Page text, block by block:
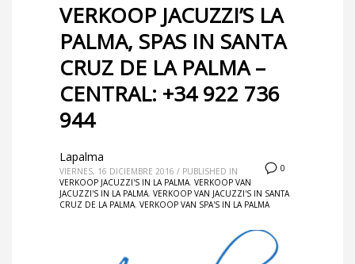
VERKOOP JACUZZI’S LA
PALMA, SPAS IN SANTA
CRUZ DE LA PALMA –
CENTRAL: +34 922 736
944
0
Lapalma
VIERNES, 16 DICIEMBRE 2016 / PUBLISHED IN
VERKOOP JACUZZI'S IN LA PALMA, VERKOOP VAN
JACUZZI'S IN LA PALMA, VERKOOP VAN JACUZZI'S IN SANTA
CRUZ DE LA PALMA, VERKOOP VAN SPA'S IN LA PALMA